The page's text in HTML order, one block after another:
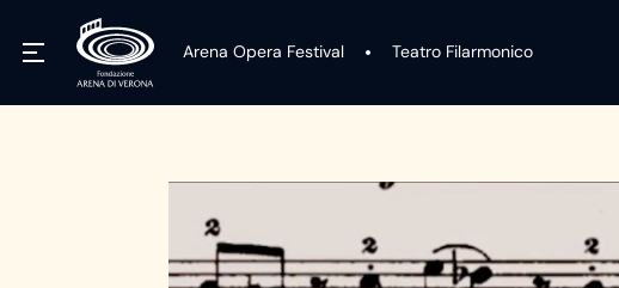
Arena Opera Festival Teatro Filarmonico